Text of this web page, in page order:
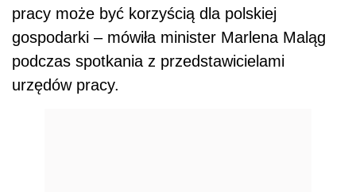
pracy może być korzyścią dla polskiej
gospodarki – mówiła minister Marlena Maląg
podczas spotkania z przedstawicielami
urzędów pracy.